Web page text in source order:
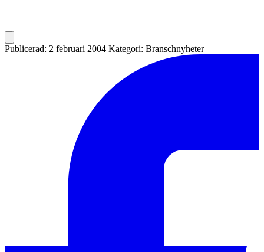
Publicerad: 2 februari 2004 Kategori: Branschnyheter